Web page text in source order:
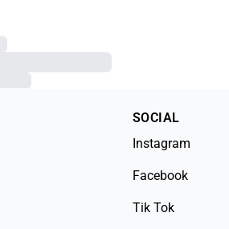
SOCIAL
Instagram
Facebook
Tik Tok